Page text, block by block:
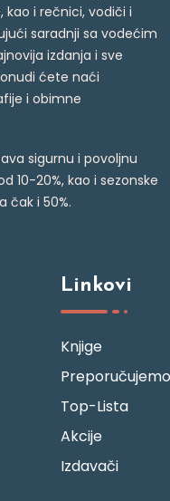
kao i rečnici, vodiči i
saradnji sa vodećim
izdanja i sve
ćete naći
i obimne
sigurnu i povoljnu
10-20%, kao i sezonske
čak i 50%.
Linkovi
Knjige
Preporučujemo
Top-Lista
Akcije
Izdavači